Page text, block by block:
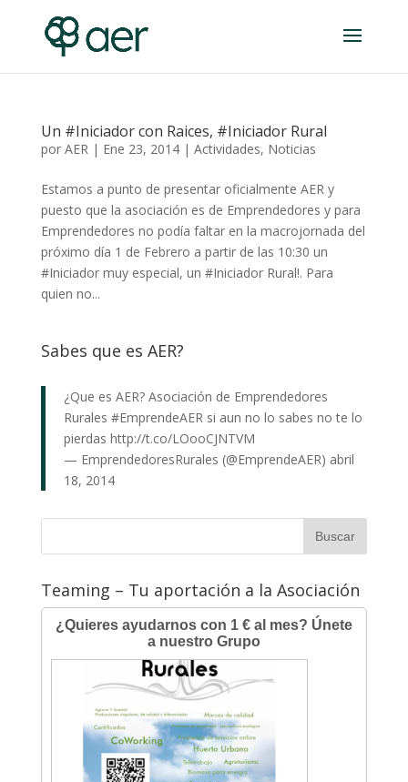
Un #Iniciador con Raices, #Iniciador Rural
por AER| Ene 23, 2014| Actividades, Noticias
Estamos a punto de presentar oficialmente AER y
puesto que la asociación es de Emprendedores y para
Emprendedores no podía faltar en la macrojornada del
próximo día 1 de Febrero a partir de las 10:30 un
#Iniciador muy especial, un #Iniciador Rural!. Para
quien no...
Sabes que es AER?
¿Que es AER? Asociación de Emprendedores
Rurales #EmprendeAERsi aun no lo sabes no te lo
pierdas http://t.co/LOooCJNTVM
— EmprendedoresRurales (@EmprendeAER) abril
18, 2014
Teaming – Tu aportación a la Asociación